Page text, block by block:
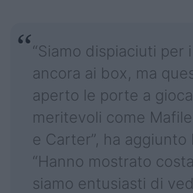
“Siamo dispiaciuti per
ancora ai box, ma
aperto le porte a
meritevoli come
e Carter”, ha aggiunto
“Hanno mostrato
siamo entusiasti di